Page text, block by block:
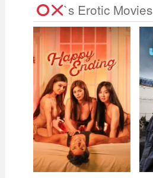
`s Erotic Movies